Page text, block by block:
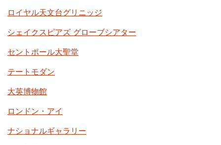
ロイヤル天文台グリニッジ
シェイクスピアズ グローブシアター
セントポール大聖堂
テートモダン
大英博物館
ロンドン・アイ
ナショナルギャラリー